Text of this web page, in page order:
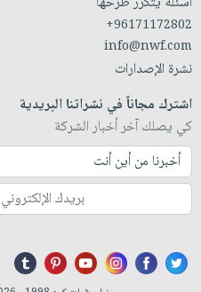
+96171172802
info@nwf.com
نشرة الإصدارات
اشترك مجاناً في نشراتنا البريدية
كي يصلك آخر أخبار الشركة